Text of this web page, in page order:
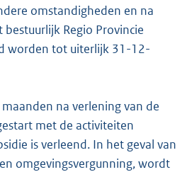
omstandigheden en na
Regio Provincie
worden tot uiterlijk 31-12-
na verlening van de
met de activiteiten
is verleend. In het geval van
omgevingsvergunning, wordt